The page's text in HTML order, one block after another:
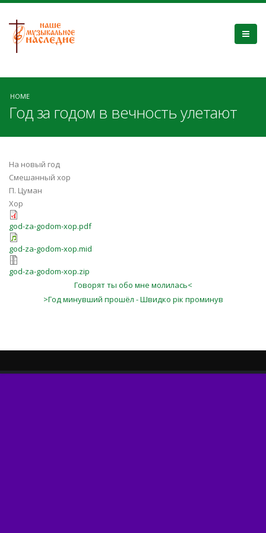
HOME
Год за годом в вечность улетают
На новый год
Смешанный хор
П. Цуман
Хор
god-za-godom-xop.pdf
god-za-godom-xop.mid
god-za-godom-xop.zip
Говорят ты обо мне молилась<
>Год минувший прошёл - Швидко рік проминув